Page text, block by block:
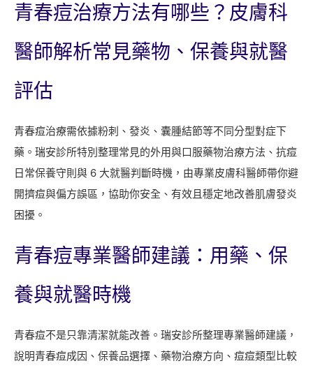
青春痘治療方法有哪些？皮膚科
醫師解析常見藥物、保養與就醫
評估
青春痘治療需依據粉刺、發炎、囊腫結節等不同分型對症下
藥。瑞安診所特別整理常見的外用與口服藥物治療方法、抗痘
日常保養守則與 6 大就醫判斷時機，由專業皮膚科醫師帶你避
開擠痘與偏方誤區，協助你安全、有效且穩定地改善肌膚發炎
困擾。
青春痘專業醫師建議：用藥、保
養與就醫時機
青春痘不是只靠清潔就能改善。瑞安診所整理專業醫師建議，
說明青春痘成因、保養品選擇、藥物治療方向、痘痘類型比較